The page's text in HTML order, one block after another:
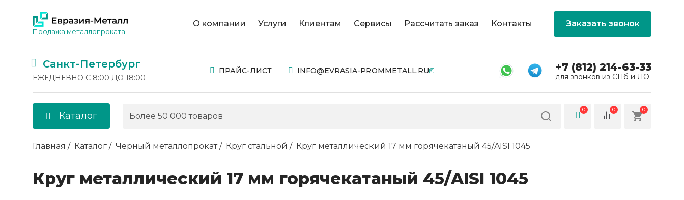
Продажа металлопроката
О компании Услуги Клиентам Сервисы Рассчитать заказ Контакты Заказать звонок
Санкт-Петербург
ЕЖЕДНЕВНО С 8:00 ДО 18:00
ПРАЙС-ЛИСТ INFO@EVRASIA-PROMMETALL.RU +7 (812) 214-63-33
для звонков из СПб и ЛО
Каталог
0 0 0
Главная Каталог Черный металлопрокат Круг стальной Круг металлический 17 мм горячекатаный 45/AISI 1045
Круг металлический 17 мм горячекатаный 45/AISI 1045